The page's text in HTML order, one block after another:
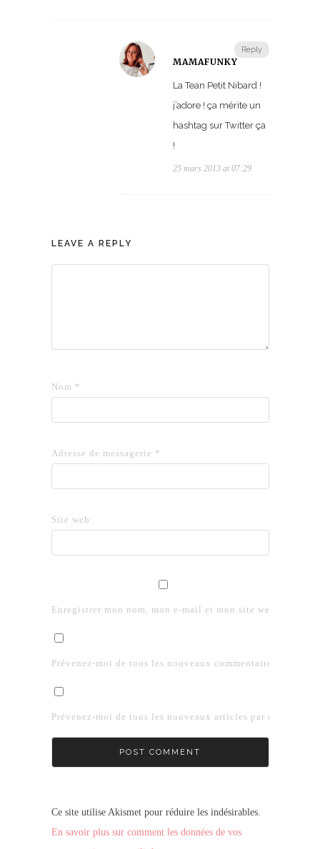
Reply
MAMAFUNKY
La Tean Petit Nibard !
j’adore ! ça mérite un
hashtag sur Twitter ça
!
25 mars 2013 at 07:29
LEAVE A REPLY
Nom *
Adresse de messagerie *
Site web
Enregistrer mon nom, mon e-mail et mon site web dans le
Prévenez-moi de tous les nouveaux commentaires par e-
Prévenez-moi de tous les nouveaux articles par e-mail.
Ce site utilise Akismet pour réduire les indésirables.
En savoir plus sur comment les données de vos